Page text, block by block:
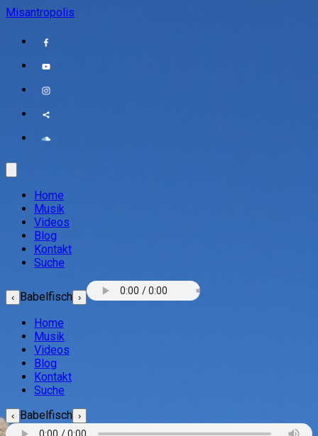
Misantropolis
Home
Musik
Videos
Blog
Kontakt
Suche
‹ Babelfisch ›
Home
Musik
Videos
Blog
Kontakt
Suche
‹ Babelfisch ›